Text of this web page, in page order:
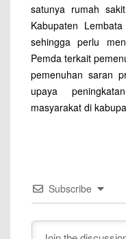
satunya rumah
Kabupaten
sehingga perlu
Pemda terkait
pemenuhan saran
upaya
masyarakat di
Subscribe